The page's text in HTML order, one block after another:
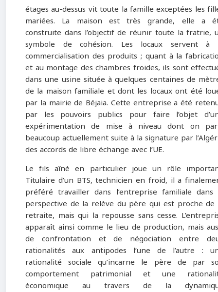
étages au-dessus vit toute la famille exceptées les
mariées. La maison est très grande, elle a
construite dans l’objectif de réunir toute la fratrie,
symbole de cohésion. Les locaux servent à
commercialisation des produits ; quant à la
et au montage des chambres froides, ils sont
dans une usine située à quelques centaines de
de la maison familiale et dont les locaux ont été
par la mairie de Béjaia. Cette entreprise a été
par les pouvoirs publics pour faire l’objet
expérimentation de mise à niveau dont on
beaucoup actuellement suite à la signature par
des accords de libre échange avec l’UE.
Le fils aîné en particulier joue un rôle
Titulaire d’un BTS, technicien en froid, il a
préféré travailler dans l’entreprise familiale dans
perspective de la relève du père qui est proche de
retraite, mais qui la repousse sans cesse.
apparaît ainsi comme le lieu de production, mais
de confrontation et de négociation entre
rationalités aux antipodes l’une de l’autre :
rationalité sociale qu’incarne le père de par
comportement patrimonial et une
économique au travers de la